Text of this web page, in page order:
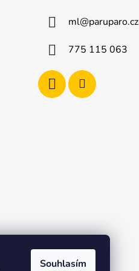
Souhlasím
ml@paruparo.cz
775 115 063